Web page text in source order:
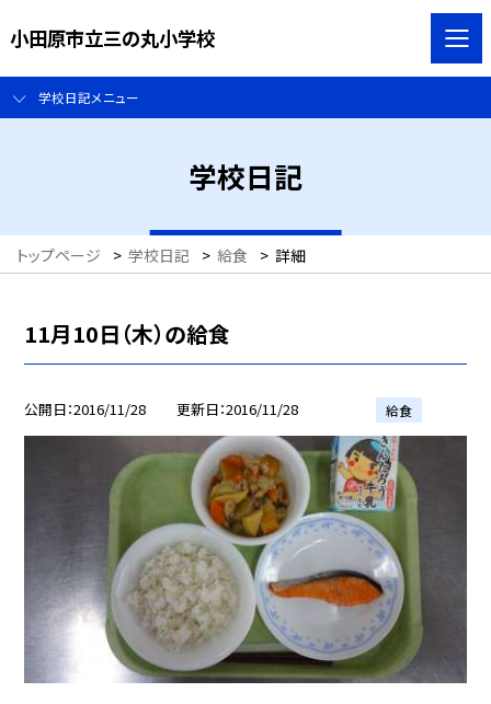
小田原市立三の丸小学校
学校日記メニュー
学校日記
トップページ > 学校日記 > 給食 > 詳細
11月10日（木）の給食
公開日 2016/11/28 更新日 2016/11/28 給食